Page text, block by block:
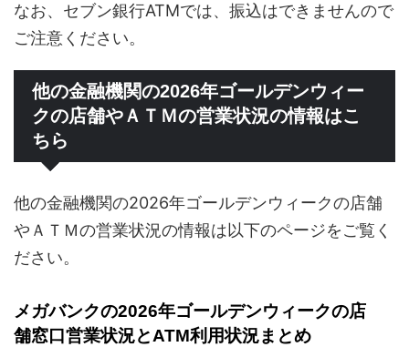
なお、セブン銀行ATMでは、振込はできませんので
ご注意ください。
他の金融機関の2026年ゴールデンウィー
クの店舗やＡＴＭの営業状況の情報はこ
ちら
他の金融機関の2026年ゴールデンウィークの店舗
やＡＴＭの営業状況の情報は以下のページをご覧く
ださい。
メガバンクの2026年ゴールデンウィークの店
舗窓口営業状況とATM利用状況まとめ